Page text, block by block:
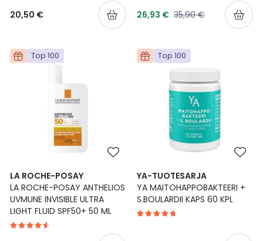
20,50 € Tarjoushinta
26,93 € Normaalihinta
35,90 €
Top 100
LA ROCHE-POSAY
LA ROCHE-POSAY ANTHELIOS
UVMUNE INVISIBLE ULTRA
LIGHT FLUID SPF50+ 50 ML
Top 100
YA-TUOTESARJA
YA MAITOHAPPOBAKTEERI +
S.BOULARDII KAPS 60 KPL